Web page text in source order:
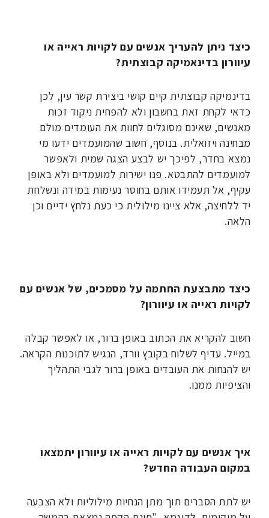
כיצד ניתן להעריך אנשים עם לקויות ראייה או
עיוורון בדינאמיקה קבוצתית?
בדינמיקה קבוצתית קיים קושי ביצירת קשר עין, לכן
כדאי לקחת זאת בחשבון ולא להפחית ניקוד זכות
מאנשים, שאינם מסוגלים לחוות את העומדים מולם
מבחינה ויזואלית. בנוסף, חשוב שהמועמדים ידעו מי
נמצא בחדר, לפיכך יש לבצע הצגה שמית ולאפשר
למועמדים להתבטא. פנו ישירות למועמדים ולא באופן
עקיף, אל תעמידו אותם בחוסר נעימות במידה ונשלחת
יד ללחיצה, אלא ציינו מילולית כי כעת נלחץ ידיים וכן
הלאה.
כיצד מתבצעת החתמה על מסמכים, של אנשים עם
לקויות ראייה או עיוורון?
חשוב להקריא את הכתוב באופן ברור, או לאפשר קבלה
במייל. עדיף לשלוח בקובץ וורד, הנגיש לתוכנות הקראה.
יש להנחות את העובדים באופן ברור לגבי התהליך
והציפיות ממנו.
איך אנשים עם לקויות ראייה או עיוורון יתמצאו
במקום העבודה החדש?
יש לתת הסברים תוך מתן הנחיות מילוליות ולא הצבעה